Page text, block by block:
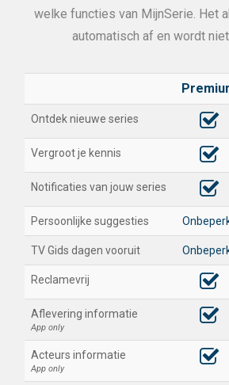
welke functies van MijnSerie. Het
automatisch af en wordt
Ontdek nieuwe series
Vergroot je kennis
Notificaties van jouw series
Persoonlijke suggesties
TV Gids dagen vooruit
Reclamevrij
Aflevering informatie
App only
Acteurs informatie
App only